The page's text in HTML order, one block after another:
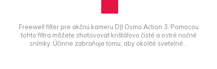
Freewell filter pre akčnú kameru DJI Osmo Action 3. Pomocou
tohto filtra môžete zhotovovať krištáľovo čisté a ostré nočné
snímky. Účinne zabraňuje tomu, aby okolité svetelné...